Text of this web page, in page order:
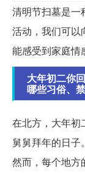
清明节扫墓是一
活动，我们可以
能感受到家庭情
大年初二你
哪些习俗、
在北方，大年初
舅舅拜年的日子
然而，每个地方